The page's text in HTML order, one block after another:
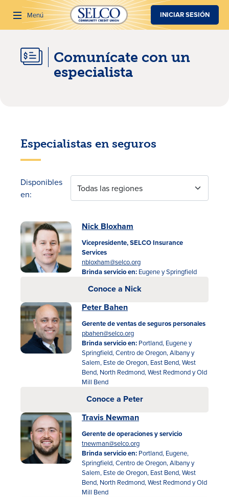
SALTAR AL CONTENIDO PRINCIPAL
Menú
Tasas
Sucursales
Registrarse en la banca digital
In English
INICIAR SESIÓN
Comunícate con un
especialista
Especialistas en seguros
Disponibles
en:
Todas las regiones
Nick Bloxham
Vicepresidente, SELCO Insurance
Services
nbloxham@selco.org
Brinda servicio en: Eugene y Springfield
Conoce a Nick
Peter Bahen
Gerente de ventas de seguros personales
pbahen@selco.org
Brinda servicio en: Portland, Eugene y
Springfield, Centro de Oregon, Albany y
Salem, Este de Oregon, East Bend, West
Bend, North Redmond, West Redmond y Old
Mill Bend
Conoce a Peter
Travis Newman
Gerente de operaciones y servicio
tnewman@selco.org
Brinda servicio en: Portland, Eugene,
Springfield, Centro de Oregon, Albany y
Salem, Este de Oregon, East Bend, West
Bend, North Redmond, West Redmond y Old
Mill Bend